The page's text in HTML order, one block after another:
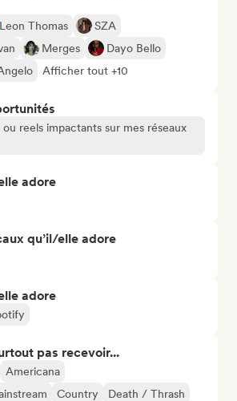
Leon Thomas
SZA
Merges
Dayo Bello
Afficher tout +10
ou reels impactants sur mes réseaux
adore
qu’il/elle adore
adore
pas recevoir...
Americana
Country
Death / Thrash